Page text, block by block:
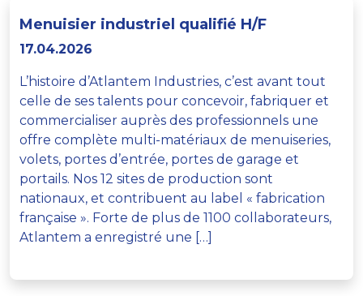
Menuisier industriel qualifié H/F
17.04.2026
L’histoire d’Atlantem Industries, c’est avant tout
celle de ses talents pour concevoir, fabriquer et
commercialiser auprès des professionnels une
offre complète multi-matériaux de menuiseries,
volets, portes d’entrée, portes de garage et
portails. Nos 12 sites de production sont
nationaux, et contribuent au label « fabrication
française ». Forte de plus de 1100 collaborateurs,
Atlantem a enregistré une […]